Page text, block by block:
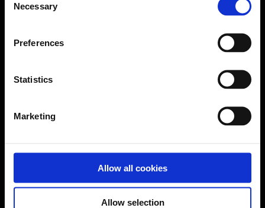
Selection
Necessary
Preferences
Statistics
Marketing
Allow all cookies
Allow selection
Zahlungsverkehr stehen Treasury-Teams im
Prozesse sind fragmentiert, Freigaben oft
manuell, und es fehlt zunehmend an
Regulatoren.
Annette Gilles
Treasurer, The
Treasury Experts
Hubert Rappold
Senior Treasury
Expert, Nomentia